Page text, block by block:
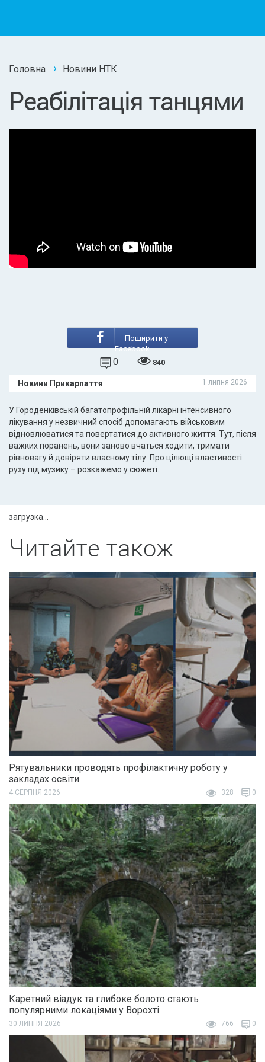
Головна Новини НТК
Реабілітація танцями
Поширити у
Facebook
0 840
Новини Прикарпаття 1 липня 2026
У Городенківській багатопрофільній лікарні інтенсивного
лікування у незвичний спосіб допомагають військовим
відновлюватися та повертатися до активного життя. Тут, після
важких поранень, вони заново вчаться ходити, тримати
рівновагу й довіряти власному тілу. Про цілющі властивості
руху під музику – розкажемо у сюжеті.
загрузка...
Читайте також
Рятувальники проводять профілактичну роботу у
закладах освіти
4 СЕРПНЯ 2026 328 0
Каретний віадук та глибоке болото стають
популярними локаціями у Ворохті
30 ЛИПНЯ 2026 766 0